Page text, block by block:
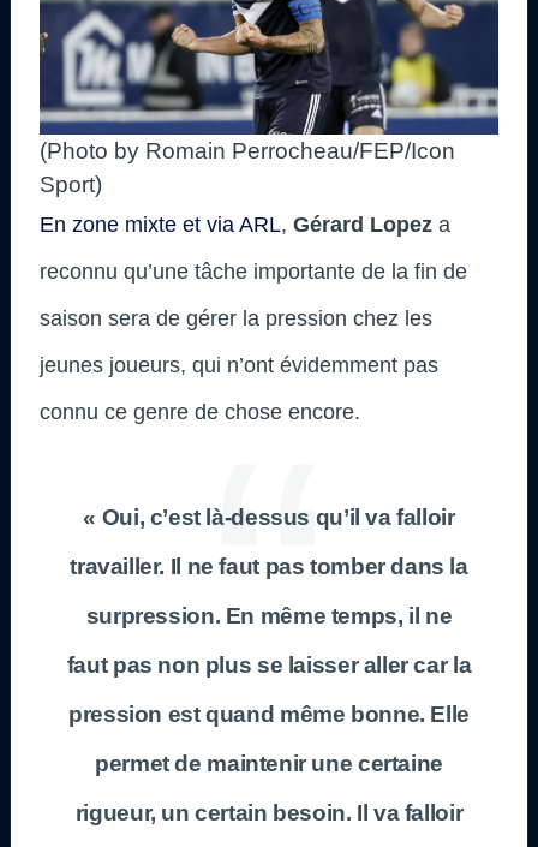
(Photo by Romain Perrocheau/FEP/Icon
Sport)
En zone mixte et via ARL, Gérard Lopez a
reconnu qu’une tâche importante de la fin de
saison sera de gérer la pression chez les
jeunes joueurs, qui n’ont évidemment pas
connu ce genre de chose encore.
« Oui, c’est là-dessus qu’il va falloir
travailler. Il ne faut pas tomber dans la
surpression. En même temps, il ne
faut pas non plus se laisser aller car la
pression est quand même bonne. Elle
permet de maintenir une certaine
rigueur, un certain besoin. Il va falloir